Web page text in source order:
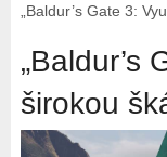
„Baldur’s Gate 3:
„Baldur’s
širokou